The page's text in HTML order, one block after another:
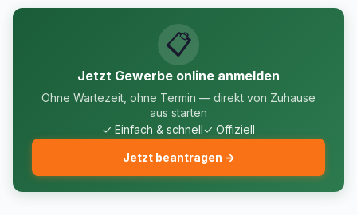
📋
Jetzt Gewerbe online anmelden
Ohne Wartezeit, ohne Termin — direkt von Zuhause
aus starten
✓ Einfach & schnell✓ Offiziell
Jetzt beantragen →